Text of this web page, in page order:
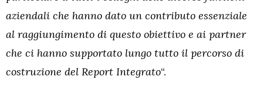
aziendali che hanno dato un contributo essenziale
al raggiungimento di questo obiettivo e ai partner
che ci hanno supportato lungo tutto il percorso di
costruzione del Report Integrato“.